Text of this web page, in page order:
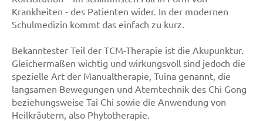
Krankheiten - des Patienten wider. In der modernen
Schulmedizin kommt das einfach zu kurz.
Bekanntester Teil der TCM-Therapie ist die Akupunktur.
Gleichermaßen wichtig und wirkungsvoll sind jedoch die
spezielle Art der Manualtherapie, Tuina genannt, die
langsamen Bewegungen und Atemtechnik des Chi Gong
beziehungsweise Tai Chi sowie die Anwendung von
Heilkräutern, also Phytotherapie.